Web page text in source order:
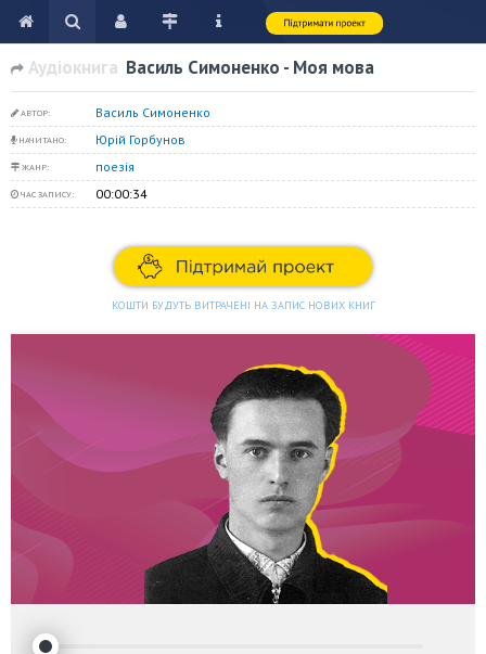
Аудіокнига Василь Симоненко - Моя мова
АВТОР: Василь Симоненко
НАЧИТАНО: Юрій Горбунов
ЖАНР: поезія
ЧАС ЗАПИСУ: 00:00:34
КОШТИ БУДУТЬ ВИТРАЧЕНІ НА ЗАПИС НОВИХ КНИГ